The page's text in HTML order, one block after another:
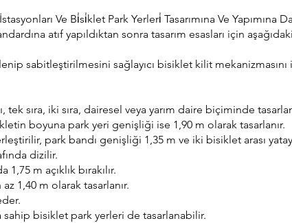
Ve Bi̇si̇klet Park Yerleri̇ Tasarımına Ve
atıf yapıldıktan sonra tasarım esasları için
sabitleştirilmesini sağlayıcı bisiklet kilit
sıra, iki sıra, dairesel veya yarım daire biçiminde
boyuna park yeri genişliği ise 1,90 m olarak tasarlanır.
park bandı genişliği 1,35 m ve iki bisiklet arası
dizilir.
m açıklık bırakılır.
1,40 m olarak tasarlanır.
bisiklet park yerleri de tasarlanabilir.